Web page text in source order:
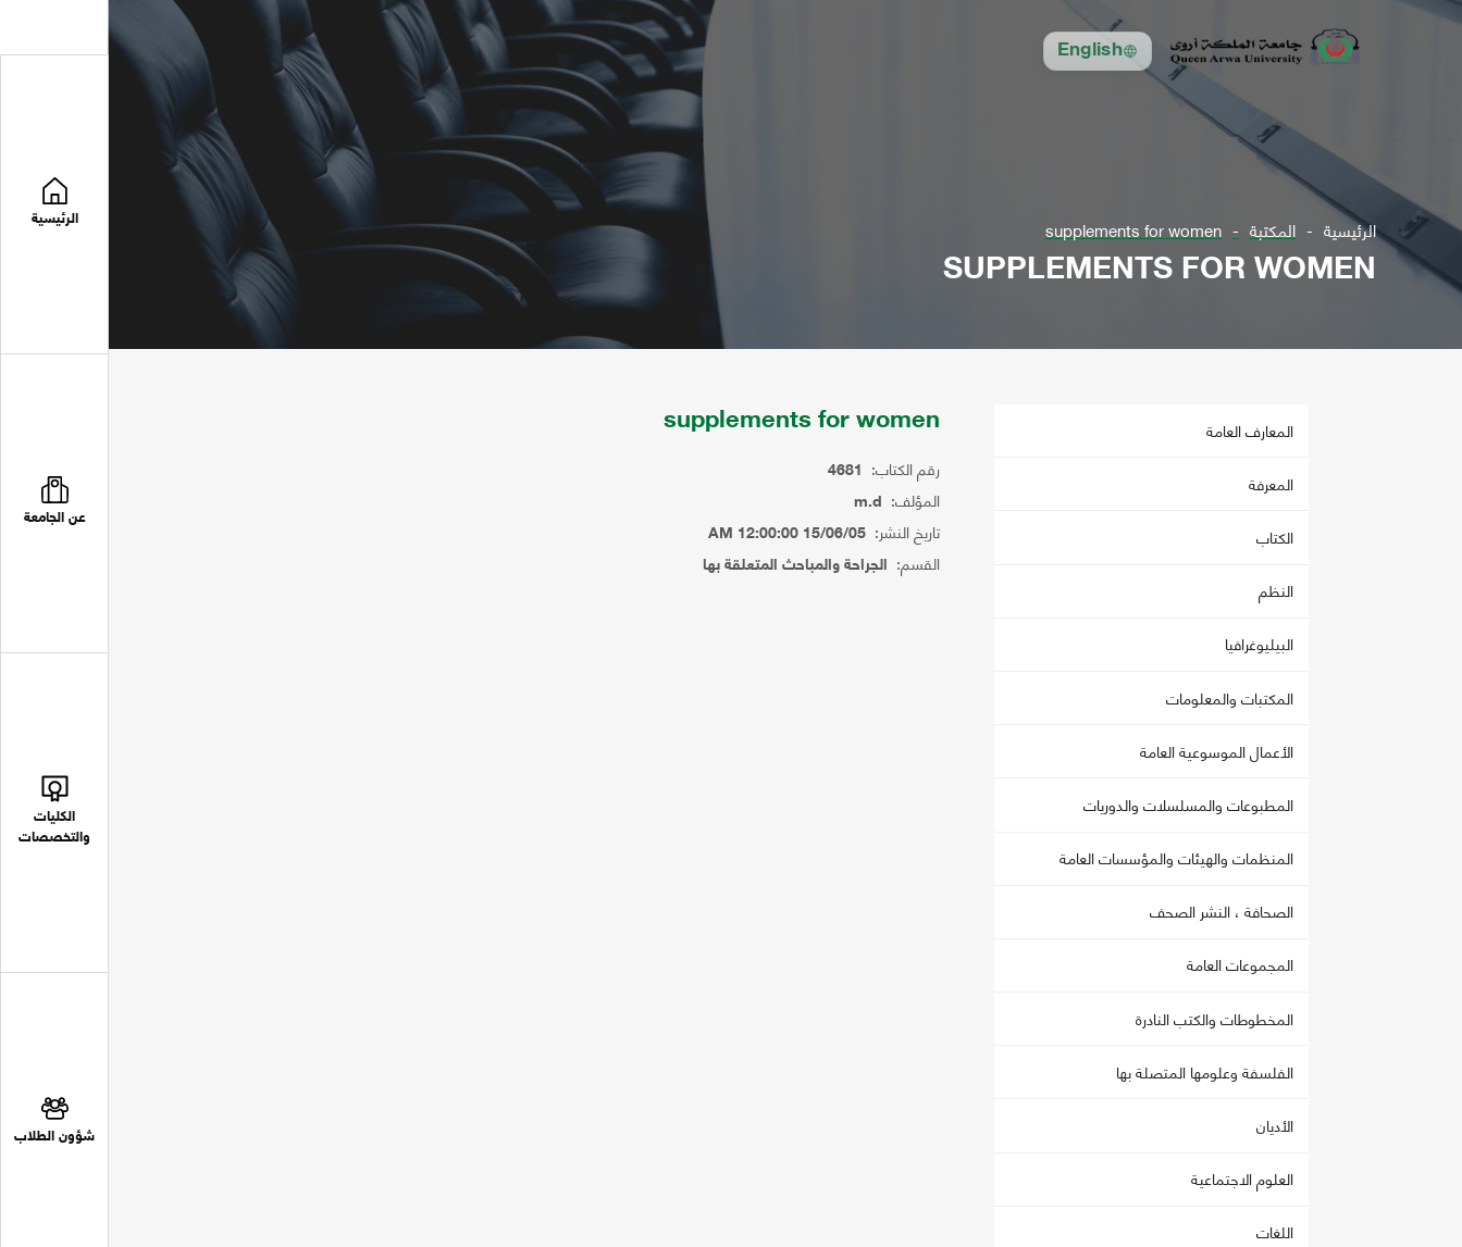
English
الرئيسية
عن الجامعة
الكليات
والتخصصات
شؤون الطلاب
الرئيسية المكتبة supplements for women
SUPPLEMENTS FOR WOMEN
المعارف العامة
المعرفة
الكتاب
النظم
البيليوغرافيا
المكتبات والمعلومات
الأعمال الموسوعية العامة
المطبوعات والمسلسلات والدوريات
المنظمات والهيئات والمؤسسات العامة
الصحافة ، النشر الصحف
المجموعات العامة
المخطوطات والكتب النادرة
الفلسفة وعلومها المتصلة بها
الأديان
العلوم الاجتماعية
اللغات
supplements for women
رقم الكتاب: 4681
المؤلف: m.d
تاريخ النشر: 15/06/05 12:00:00 AM
القسم: الجراحة والمباحث المتعلقة بها